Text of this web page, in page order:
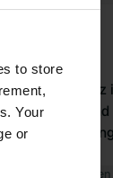
to store
Your
or
Platz
Spazieren und
sind in
Original anzeigen